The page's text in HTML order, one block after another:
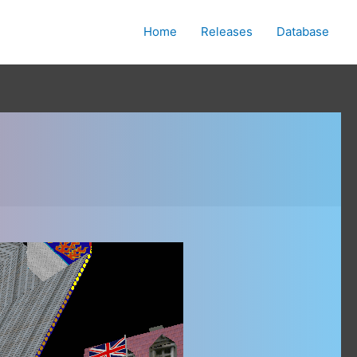
Home Releases Database